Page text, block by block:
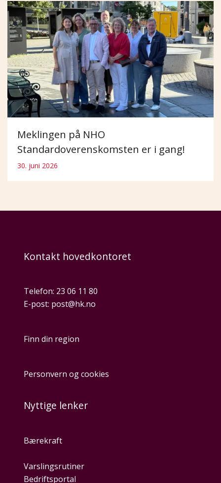
Meklingen på NHO
Standardoverenskomsten er i gang!
30. juni 2026
Kontakt hovedkontoret
Telefon: 23 06 11 80
E-post: post@hk.no
Finn din region
Personvern og cookies
Nyttige lenker
Bærekraft
Varslingsrutiner
Bedriftsportal